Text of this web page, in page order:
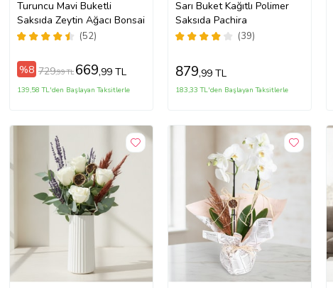
Turuncu Mavi Buketli
Saksıda Zeytin Ağacı Bonsai
(52)
%8 729,99 TL 669,99 TL
139,58 TL'den Başlayan Taksitlerle
Sarı Buket Kağıtlı Polimer
Saksıda Pachira
(39)
879,99 TL
183,33 TL'den Başlayan Taksitlerle